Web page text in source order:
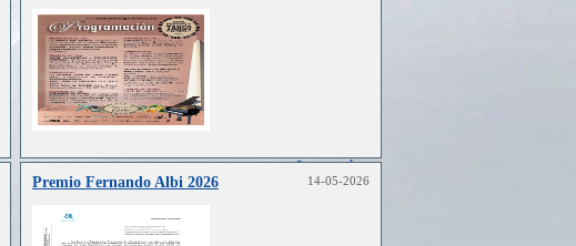
Leer más..
Premio Fernando Albi 2026 14-05-2026